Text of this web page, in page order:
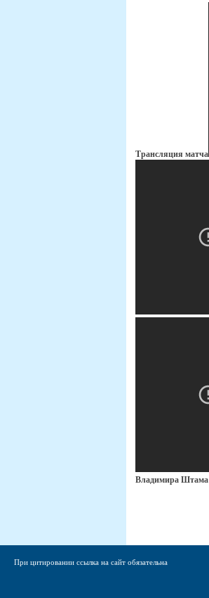
Трансляция матча
Владимира Штама
При цитировании ссылка на сайт обязательна